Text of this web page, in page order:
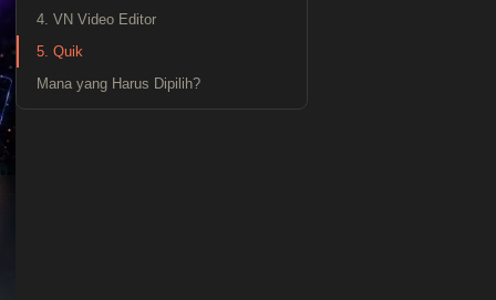
4. VN Video Editor
5. Quik
Mana yang Harus Dipilih?